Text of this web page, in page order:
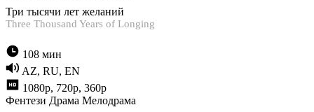
Три тысячи лет желаний
Three Thousand Years of Longing
108 мин
AZ, RU, EN
1080p, 720p, 360p
Фентези Драма Мелодрама